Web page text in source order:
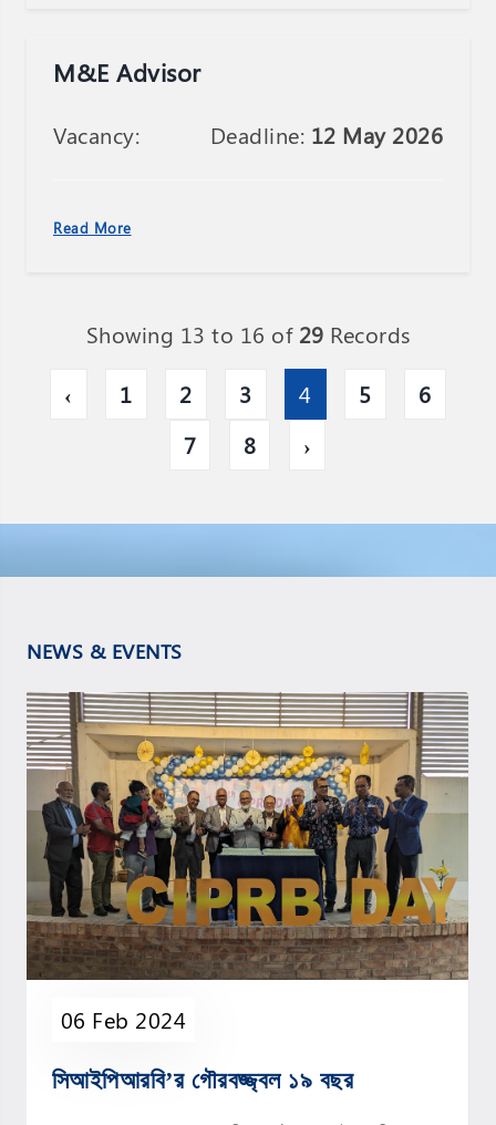
M&E Advisor
Vacancy: Deadline: 12 May 2026
Read More
Showing 13 to 16 of 29 Records
‹
1 2 3 4 5
6
7
8 ›
NEWS & EVENTS
06 Feb 2024
সিআইপিআরবি’র গৌরবজ্জ্বল ১৯ বছর